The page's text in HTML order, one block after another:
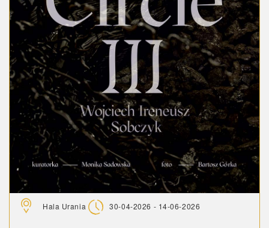
Hala Urania 30-04-2026 - 14-06-2026